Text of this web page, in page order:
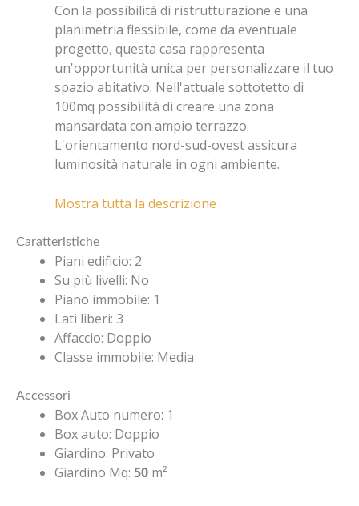
Con la possibilità di ristrutturazione e una
planimetria flessibile, come da eventuale
progetto, questa casa rappresenta
un'opportunità unica per personalizzare il tuo
spazio abitativo. Nell'attuale sottotetto di
100mq possibilità di creare una zona
mansardata con ampio terrazzo.
L'orientamento nord-sud-ovest assicura
luminosità naturale in ogni ambiente.
Mostra tutta la descrizione
Caratteristiche
Piani edificio: 2
Su più livelli: No
Piano immobile: 1
Lati liberi: 3
Affaccio: Doppio
Classe immobile: Media
Accessori
Box Auto numero: 1
Box auto: Doppio
Giardino: Privato
Giardino Mq: 50 m²